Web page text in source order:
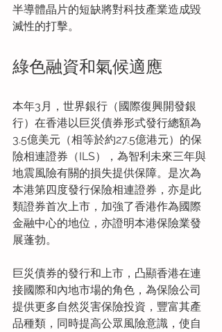
半導體晶片的短缺將對科技產業造成毀
滅性的打擊。
綠色融資和氣候適應
本年3月，世界銀行（國際復興開發銀
行）在香港以巨災債券形式發行總額為
3.5億美元（相等於約27.5億港元）的保
險相連證券（ILS），為智利未來三年與
地震風險有關的損失提供保障。是次為
本港第四度發行保險相連證券，亦是此
類證券首次上市，加強了香港作為國際
金融中心的地位，亦證明本港保險業發
展蓬勃。
巨災債券的發行和上市，凸顯香港在連
接國際和內地市場的角色，為保險公司
提供更多自然災害保險投資，豐富其產
品種類，同時提高公眾風險意識，使自